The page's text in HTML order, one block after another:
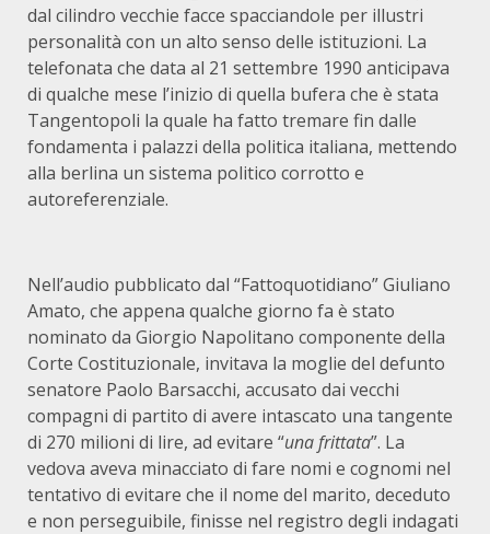
dal cilindro vecchie facce spacciandole per illustri
personalità con un alto senso delle istituzioni. La
telefonata che data al 21 settembre 1990 anticipava
di qualche mese l’inizio di quella bufera che è stata
Tangentopoli la quale ha fatto tremare fin dalle
fondamenta i palazzi della politica italiana, mettendo
alla berlina un sistema politico corrotto e
autoreferenziale.
Nell’audio pubblicato dal “Fattoquotidiano” Giuliano
Amato, che appena qualche giorno fa è stato
nominato da Giorgio Napolitano componente della
Corte Costituzionale, invitava la moglie del defunto
senatore Paolo Barsacchi, accusato dai vecchi
compagni di partito di avere intascato una tangente
di 270 milioni di lire, ad evitare “una frittata”. La
vedova aveva minacciato di fare nomi e cognomi nel
tentativo di evitare che il nome del marito, deceduto
e non perseguibile, finisse nel registro degli indagati